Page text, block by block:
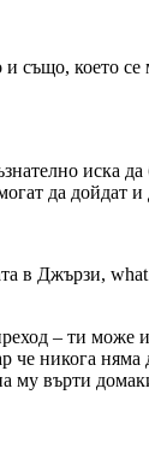
което
да дойдат и
в Джързи,
– ти може
никога
върти